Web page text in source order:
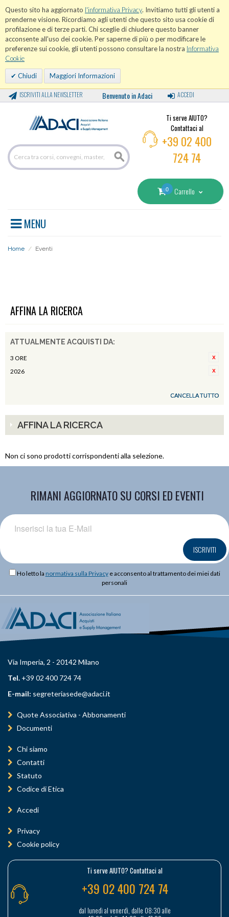
Questo sito ha aggiornato l'informativa Privacy. Invitiamo tutti gli utenti a
prenderne visione. Ricordiamo agli utenti che questo sito usa cookie di
profilazione e di terze parti. Chi sceglie di chiudere questo banner
acconsente all'uso dei cookie. Per saperne di più o per modificare le
preferenze sui cookie, gli utenti possono consultare la nostra Informativa
Cookie
Chiudi Maggiori Informazioni
ISCRIVITI ALLA NEWSLETTER Benvenuto in Adaci ACCEDI
Ti serve AIUTO?
Contattaci al
+39 02 400
724 74
0 Carrello
MENU
Home / Eventi
AFFINA LA RICERCA
ATTUALMENTE ACQUISTI DA:
3 ORE
2026
CANCELLA TUTTO
AFFINA LA RICERCA
Non ci sono prodotti corrispondenti alla selezione.
RIMANI AGGIORNATO SU CORSI ED EVENTI
ISCRIVITI
Ho letto la normativa sulla Privacye acconsento al trattamento dei miei dati
personali
Via Imperia, 2 - 20142 Milano
Tel. +39 02 400 724 74
E-mail: segreteriasede@adaci.it
Quote Associativa - Abbonamenti
Documenti
Chi siamo
Contatti
Statuto
Codice di Etica
Accedi
Privacy
Cookie policy
Ti serve AIUTO? Contattaci al
+39 02 400 724 74
dal lunedì al venerdì, dalle 08:30 alle